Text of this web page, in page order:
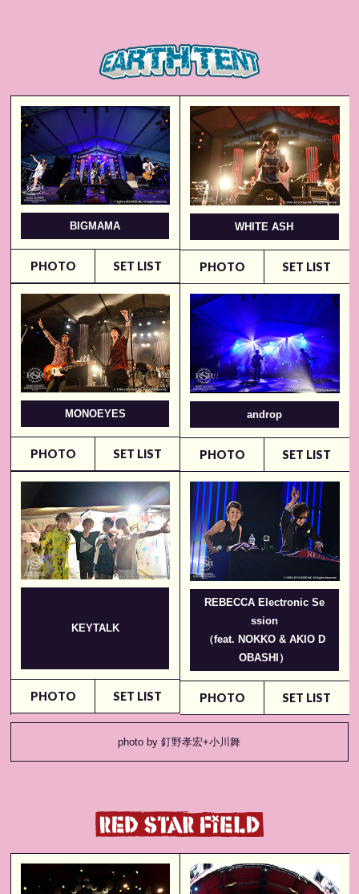
BIGMAMA
PHOTO SET LIST
WHITE ASH
PHOTO SET LIST
MONOEYES
PHOTO SET LIST
androp
PHOTO SET LIST
KEYTALK
PHOTO SET LIST
REBECCA Electronic Se
ssion
（feat. NOKKO & AKIO D
OBASHI）
PHOTO SET LIST
photo by 釘野孝宏+小川舞